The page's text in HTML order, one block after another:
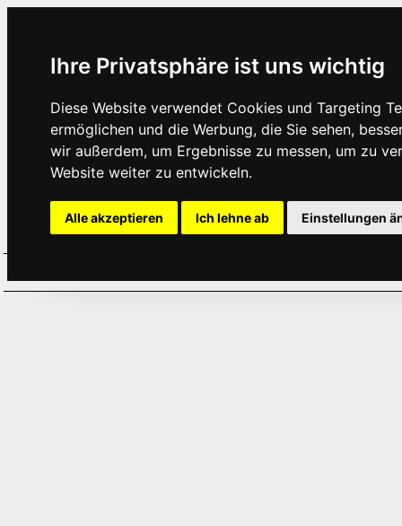
Ihre Privatsphäre ist uns wichtig
Diese Website verwendet Cookies und Targeting
ermöglichen und die Werbung, die Sie sehen,
wir außerdem, um Ergebnisse zu messen, um zu
Website weiter zu entwickeln.
Alle akzeptieren Ich lehne ab Einstellungen